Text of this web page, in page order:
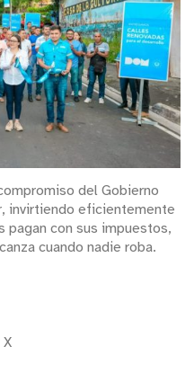
del Gobierno
invirtiendo eficientemente
pagan con sus impuestos,
cuando nadie roba.